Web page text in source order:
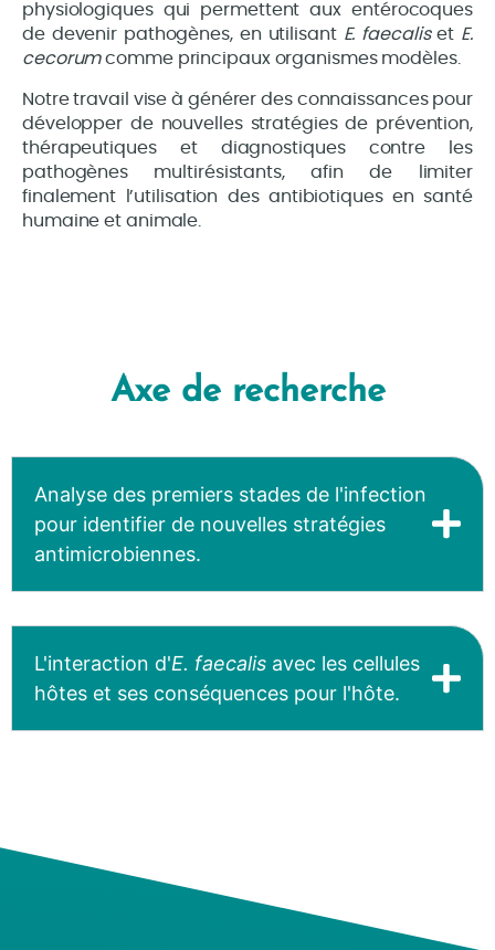
physiologiques qui permettent aux entérocoques
de devenir pathogènes, en utilisant E. faecaliset E.
cecorumcomme principaux organismes modèles.
Notre travail vise à générer des connaissances pour
développer de nouvelles stratégies de prévention,
thérapeutiques et diagnostiques contre les
pathogènes multirésistants, afin de limiter
finalement l’utilisation des antibiotiques en santé
humaine et animale.
Axe de recherche
Analyse des premiers stades de l'infection
pour identifier de nouvelles stratégies
antimicrobiennes.
L'interaction d'E. faecalis avec les cellules
hôtes et ses conséquences pour l'hôte.